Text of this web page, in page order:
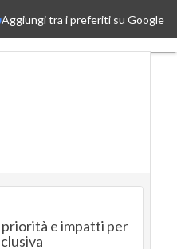
Aggiungi tra i preferiti su Google
priorità e impatti per